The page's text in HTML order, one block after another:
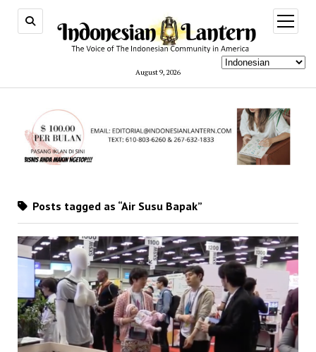
August 9, 2026
open
menu
Posts tagged as “Air Susu Bapak”